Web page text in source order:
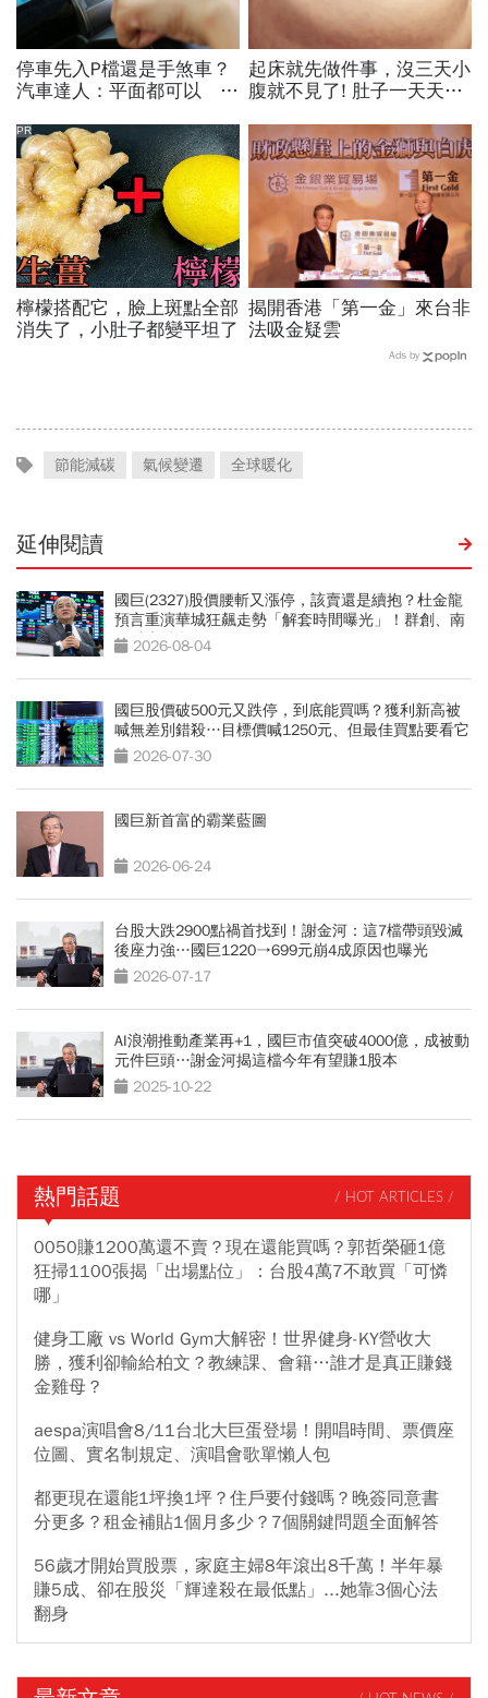
停車先入P檔還是手煞車？
汽車達人：平面都可以 斜
起床就先做件事，沒三天小
腹就不見了! 肚子一天天變
檸檬搭配它，臉上斑點全部
消失了，小肚子都變平坦了
PR
揭開香港「第一金」來台非
法吸金疑雲
Ads by
節能減碳 氣候變遷 全球暖化
延伸閱讀
國巨(2327)股價腰斬又漲停，該賣還是續抱？杜金龍
預言重演華城狂飆走勢「解套時間曝光」！群創、南
亞科也點名
2026-08-04
國巨股價破500元又跌停，到底能買嗎？獲利新高被
喊無差別錯殺…目標價喊1250元、但最佳買點要看它
2026-07-30
國巨新首富的霸業藍圖
2026-06-24
台股大跌2900點禍首找到！謝金河：這7檔帶頭毀滅
後座力強…國巨1220→699元崩4成原因也曝光
2026-07-17
AI浪潮推動產業再+1，國巨市值突破4000億，成被動
元件巨頭…謝金河揭這檔今年有望賺1股本
2025-10-22
熱門話題 / HOT ARTICLES /
0050賺1200萬還不賣？現在還能買嗎？郭哲榮砸1億
狂掃1100張揭「出場點位」：台股4萬7不敢買「可憐
哪」
健身工廠 vs World Gym大解密！世界健身-KY營收大
勝，獲利卻輸給柏文？教練課、會籍…誰才是真正賺錢
金雞母？
aespa演唱會8/11台北大巨蛋登場！開唱時間、票價座
位圖、實名制規定、演唱會歌單懶人包
都更現在還能1坪換1坪？住戶要付錢嗎？晚簽同意書
分更多？租金補貼1個月多少？7個關鍵問題全面解答
56歲才開始買股票，家庭主婦8年滾出8千萬！半年暴
賺5成、卻在股災「輝達殺在最低點」...她靠3個心法
翻身